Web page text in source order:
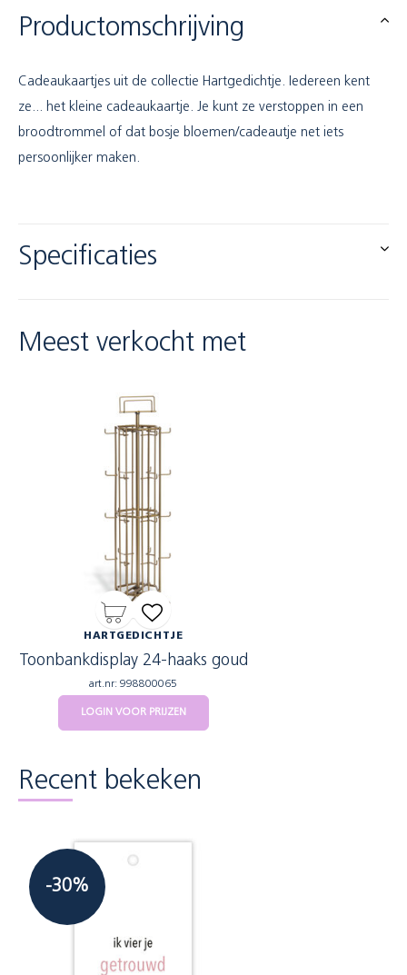
Productomschrijving
Cadeaukaartjes uit de collectie Hartgedichtje. Iedereen kent
ze... het kleine cadeaukaartje. Je kunt ze verstoppen in een
broodtrommel of dat bosje bloemen/cadeautje net iets
persoonlijker maken.
Specificaties
Meest verkocht met
HARTGEDICHTJE
Toonbankdisplay 24-haaks goud
art.nr: 998800065
LOGIN VOOR PRIJZEN
Recent bekeken
-30%